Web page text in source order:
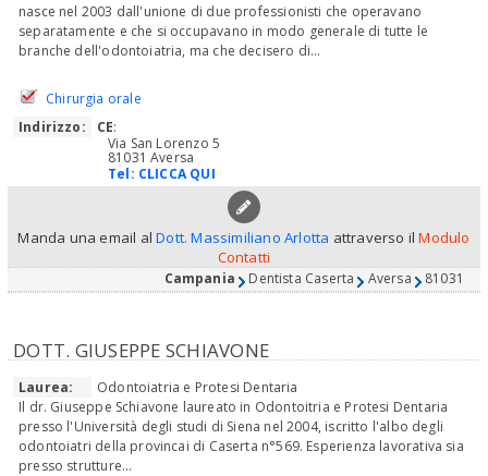
nasce nel 2003 dall'unione di due professionisti che operavano
separatamente e che si occupavano in modo generale di tutte le
branche dell'odontoiatria, ma che decisero di...
Chirurgia orale
Indirizzo:
CE:
Via San Lorenzo 5
81031 Aversa
Tel: CLICCA QUI
Manda una email alDott. Massimiliano Arlotta attraverso ilModulo
Contatti
Campania Dentista Caserta Aversa 81031
DOTT. GIUSEPPE SCHIAVONE
Laurea:
Odontoiatria e Protesi Dentaria
Il dr. Giuseppe Schiavone laureato in Odontoitria e Protesi Dentaria
presso l'Università degli studi di Siena nel 2004, iscritto l'albo degli
odontoiatri della provincai di Caserta n°569. Esperienza lavorativa sia
presso strutture...